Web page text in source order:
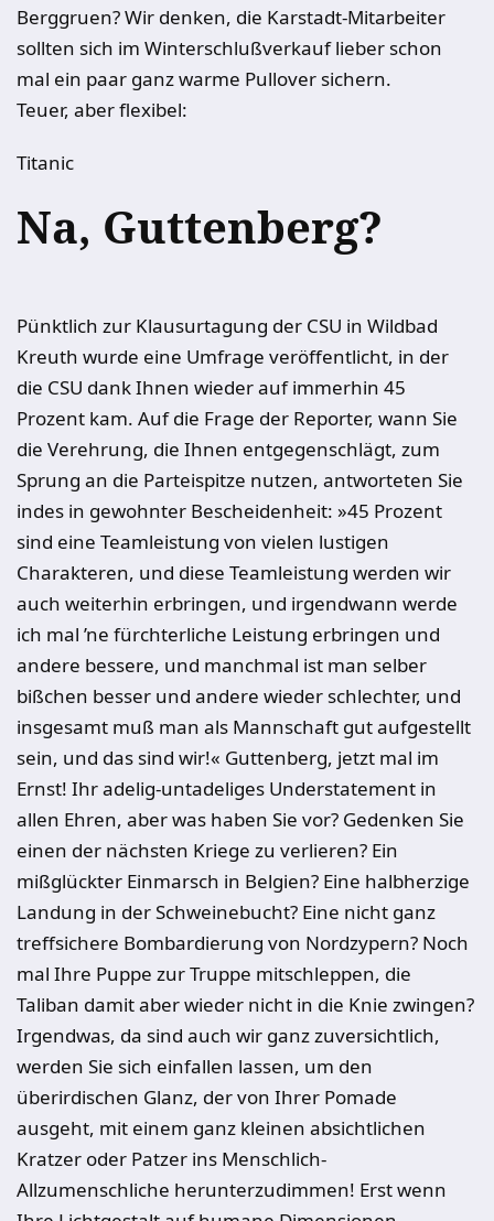
Berggruen? Wir denken, die Karstadt-Mitarbeiter
sollten sich im Winterschlußverkauf lieber schon
mal ein paar ganz warme Pullover sichern.
Teuer, aber flexibel:
Titanic
Na, Guttenberg?
Pünktlich zur Klausurtagung der CSU in Wildbad
Kreuth wurde eine Umfrage veröffentlicht, in der
die CSU dank Ihnen wieder auf immerhin 45
Prozent kam. Auf die Frage der Reporter, wann Sie
die Verehrung, die Ihnen entgegenschlägt, zum
Sprung an die Parteispitze nutzen, antworteten Sie
indes in gewohnter Bescheidenheit: »45 Prozent
sind eine Teamleistung von vielen lustigen
Charakteren, und diese Teamleistung werden wir
auch weiterhin erbringen, und irgendwann werde
ich mal ’ne fürchterliche Leistung erbringen und
andere bessere, und manchmal ist man selber
bißchen besser und andere wieder schlechter, und
insgesamt muß man als Mannschaft gut aufgestellt
sein, und das sind wir!« Guttenberg, jetzt mal im
Ernst! Ihr adelig-untadeliges Understatement in
allen Ehren, aber was haben Sie vor? Gedenken Sie
einen der nächsten Kriege zu verlieren? Ein
mißglückter Einmarsch in Belgien? Eine halbherzige
Landung in der Schweinebucht? Eine nicht ganz
treffsichere Bombardierung von Nordzypern? Noch
mal Ihre Puppe zur Truppe mitschleppen, die
Taliban damit aber wieder nicht in die Knie zwingen?
Irgendwas, da sind auch wir ganz zuversichtlich,
werden Sie sich einfallen lassen, um den
überirdischen Glanz, der von Ihrer Pomade
ausgeht, mit einem ganz kleinen absichtlichen
Kratzer oder Patzer ins Menschlich-
Allzumenschliche herunterzudimmen! Erst wenn